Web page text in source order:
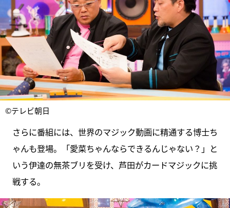
©テレビ朝日
さらに番組には、世界のマジック動画に精通する博士ち
ゃんも登場。「愛菜ちゃんならできるんじゃない？」と
いう伊達の無茶ブリを受け、芦田がカードマジックに挑
戦する。